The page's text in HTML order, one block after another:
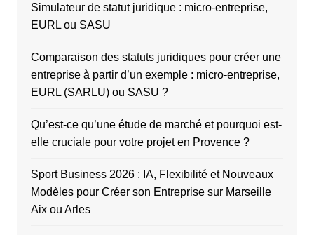
Simulateur de statut juridique : micro-entreprise,
EURL ou SASU
Comparaison des statuts juridiques pour créer une
entreprise à partir d’un exemple : micro-entreprise,
EURL (SARLU) ou SASU ?
Qu’est-ce qu’une étude de marché et pourquoi est-
elle cruciale pour votre projet en Provence ?
Sport Business 2026 : IA, Flexibilité et Nouveaux
Modèles pour Créer son Entreprise sur Marseille
Aix ou Arles